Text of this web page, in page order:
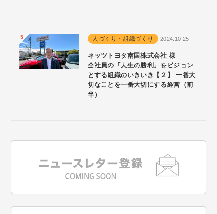
人づくり・組織づくり 2024.10.25
ネッツトヨタ南国株式会社 様
全社員の「人生の勝利」をビジョン
とする組織のいきいき【２】 一番大
切なことを一番大切にする経営（前
半）